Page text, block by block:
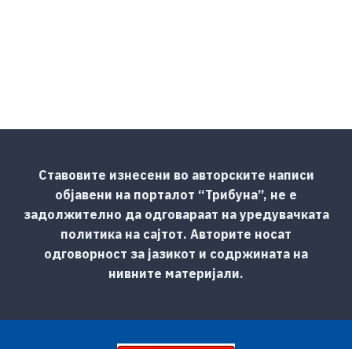
Ставовите изнесени во авторските написи
објавени на порталот “Трибуна”, не е
задолжително да одговараат на уредувачката
политика на сајтот. Авторите носат
одговорност за јазикот и содржината на
нивните материјали.